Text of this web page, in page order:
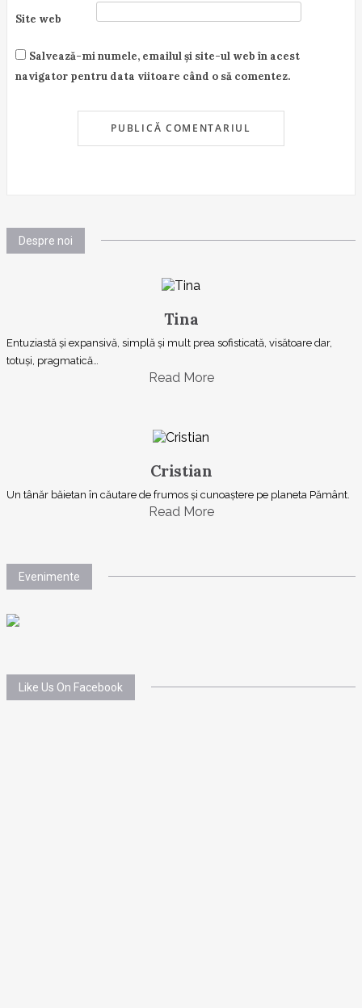
Site web
Salvează-mi numele, emailul și site-ul web în acest
navigator pentru data viitoare când o să comentez.
Despre noi
Tina
Entuziastă şi expansivă, simplă şi mult prea sofisticată, visătoare dar,
totuşi, pragmatică…
Read More
Cristian
Un tânăr băietan în căutare de frumos și cunoaștere pe planeta Pământ.
Read More
Evenimente
Like Us On Facebook